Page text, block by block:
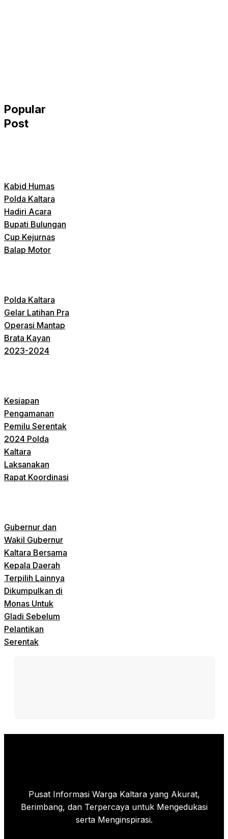
Popular
Post
Kabid Humas
Polda Kaltara
Hadiri Acara
Bupati Bulungan
Cup Kejurnas
Balap Motor
Polda Kaltara
Gelar Latihan Pra
Operasi Mantap
Brata Kayan
2023-2024
Kesiapan
Pengamanan
Pemilu Serentak
2024 Polda
Kaltara
Laksanakan
Rapat Koordinasi
Gubernur dan
Wakil Gubernur
Kaltara Bersama
Kepala Daerah
Terpilih Lainnya
Dikumpulkan di
Monas Untuk
Gladi Sebelum
Pelantikan
Serentak
Pusat Informasi Warga Kaltara yang Akurat,
Berimbang, dan Terpercaya untuk Mengedukasi
serta Menginspirasi.